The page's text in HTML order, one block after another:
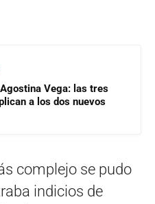
Vega: las tres
a los dos nuevos
complejo se pudo
indicios de